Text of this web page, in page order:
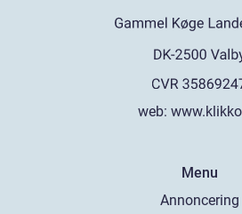
web:
Menu
Annoncering